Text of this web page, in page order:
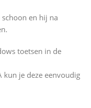
en hij na
toetsen in de
kun je deze eenvoudig